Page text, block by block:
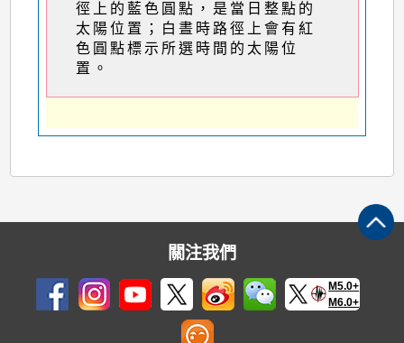
徑上的藍色圓點，是當日整點的
太陽位置；白晝時路徑上會有紅
色圓點標示所選時間的太陽位
置。
關注我們
M5.0+
M6.0+